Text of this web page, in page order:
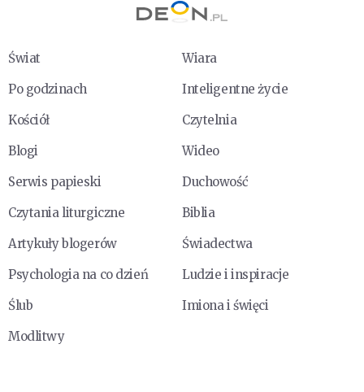
Świat
Wiara
Po godzinach
Inteligentne życie
Kościół
Czytelnia
Blogi
Wideo
Serwis papieski
Duchowość
Czytania liturgiczne
Biblia
Artykuły blogerów
Świadectwa
Psychologia na co dzień
Ludzie i inspiracje
Ślub
Imiona i święci
Modlitwy